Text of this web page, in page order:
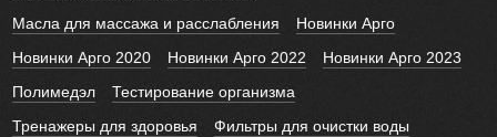
Масла для массажа и расслабления
Новинки Арго
Новинки Арго 2020
Новинки Арго 2022
Новинки Арго 2023
Полимедэл
Тестирование организма
Тренажеры для здоровья
Фильтры для очистки воды